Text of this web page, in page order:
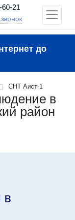
21
до
СНТ Аист-1
в
район
в